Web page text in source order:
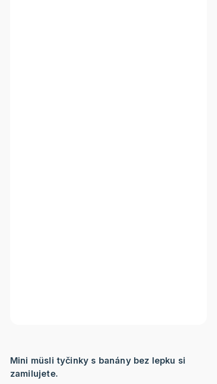
Mini müsli tyčinky s banány bez lepku si
zamilujete.